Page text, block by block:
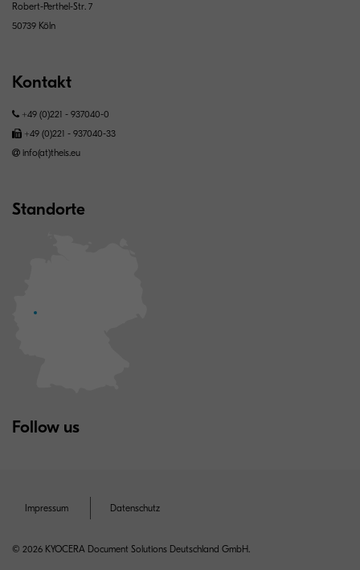
Robert-Perthel-Str. 7
50739 Köln
Kontakt
+49 (0)221 - 937040-0
+49 (0)221 - 937040-33
info(at)theis.eu
Standorte
Follow us
Impressum Datenschutz
© 2026 KYOCERA Document Solutions Deutschland GmbH.